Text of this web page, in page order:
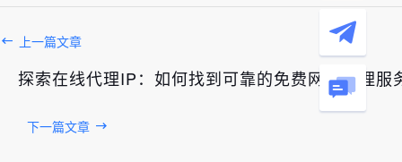
上一篇文章
探索在线代理IP：如何找到可靠的免费网络代理服
下一篇文章